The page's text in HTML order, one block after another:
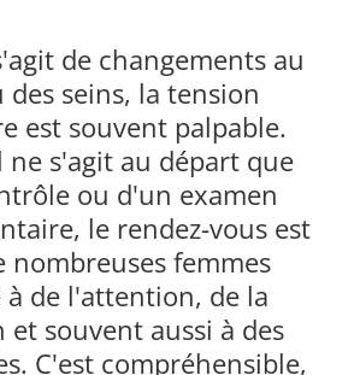
de changements au
des seins, la tension
est souvent palpable.
ne s'agit au départ que
ou d'un examen
le rendez-vous est
nombreuses femmes
à de l'attention, de la
et souvent aussi à des
C'est compréhensible,